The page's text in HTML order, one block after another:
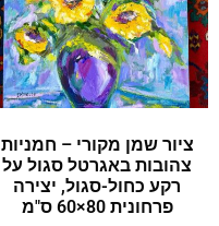
ציור שמן מקורי – חמניות
צהובות באגרטל סגול על
רקע כחול-סגול, יצירה
פרחונית 80×60 ס"מ